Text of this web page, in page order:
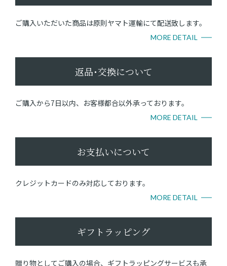
ご購入いただいた商品は原則ヤマト運輸にて配送致します。
MORE DETAIL
返品･交換について
ご購入から7日以内、お客様都合以外承っております。
MORE DETAIL
お支払いについて
クレジットカードのみ対応しております。
MORE DETAIL
ギフトラッピング
贈り物としてご購入の場合、ギフトラッピングサービスも承